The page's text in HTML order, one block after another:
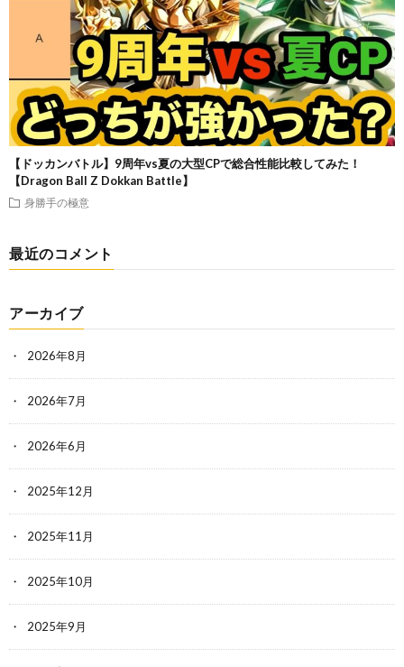
【ドッカンバトル】9周年vs夏の大型CPで総合性能比較してみた！
【Dragon Ball Z Dokkan Battle】
身勝手の極意
最近のコメント
アーカイブ
2026年8月
2026年7月
2026年6月
2025年12月
2025年11月
2025年10月
2025年9月